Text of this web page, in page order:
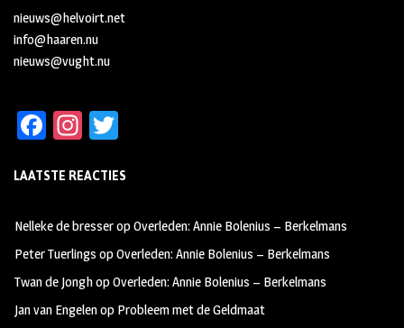
nieuws@helvoirt.net
info@haaren.nu
nieuws@vught.nu
Fa
b
oo
k
In
ag
m
tt
LAATSTE REACTIES
Nelleke de bresseropOverleden: Annie Bolenius – Berkelmans
Peter Tuerlings opOverleden: Annie Bolenius – Berkelmans
Twan de JonghopOverleden: Annie Bolenius – Berkelmans
Jan van Engelenop Probleem met de Geldmaat